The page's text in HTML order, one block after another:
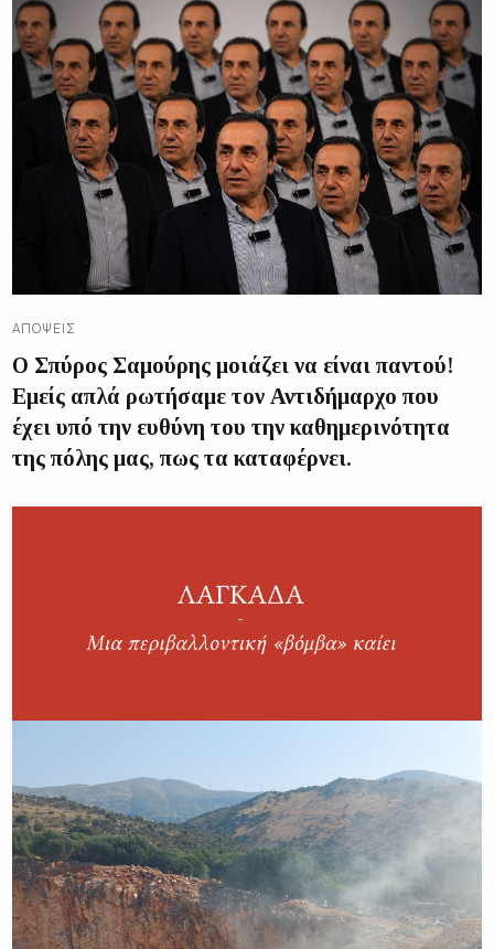
ΑΠΌΨΕΙΣ
Ο Σπύρος Σαμούρης μοιάζει να είναι παντού!
Εμείς απλά ρωτήσαμε τον Αντιδήμαρχο που
έχει υπό την ευθύνη του την καθημερινότητα
της πόλης μας, πως τα καταφέρνει.